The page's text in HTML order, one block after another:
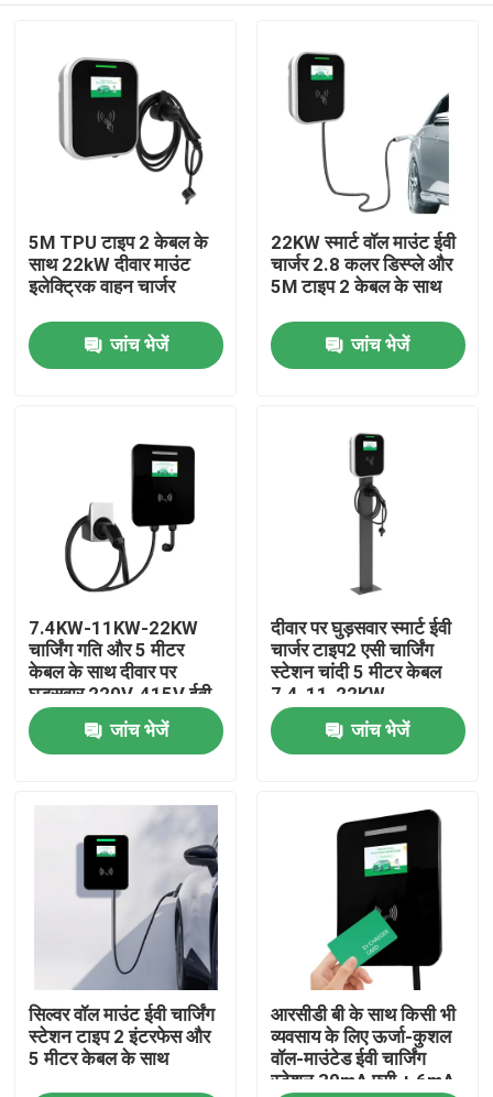
उत्पादों
हमारे बारे में
कारखाना भ्रमण
गुणवत्ता नियंत्रण
एक उद्धरण का अनुरोध करें
5M TPU टाइप 2 केबल के
साथ 22kW दीवार माउंट
इलेक्ट्रिक वाहन चार्जर
जांच भेजें
22KW स्मार्ट वॉल माउंट ईवी
चार्जर 2.8 कलर डिस्प्ले और
5M टाइप 2 केबल के साथ
जांच भेजें
7.4KW-11KW-22KW
चार्जिंग गति और 5 मीटर
केबल के साथ दीवार पर
घुड़सवार 220V-415V ईवी
चार्जर
जांच भेजें
दीवार पर घुड़सवार स्मार्ट ईवी
चार्जर टाइप2 एसी चार्जिंग
स्टेशन चांदी 5 मीटर केबल
7.4-11-22KW
जांच भेजें
सिल्वर वॉल माउंट ईवी चार्जिंग
स्टेशन टाइप 2 इंटरफेस और
5 मीटर केबल के साथ
आरसीडी बी के साथ किसी भी
व्यवसाय के लिए ऊर्जा-कुशल
वॉल-माउंटेड ईवी चार्जिंग
स्टेशन 30mA एसी + 6mA